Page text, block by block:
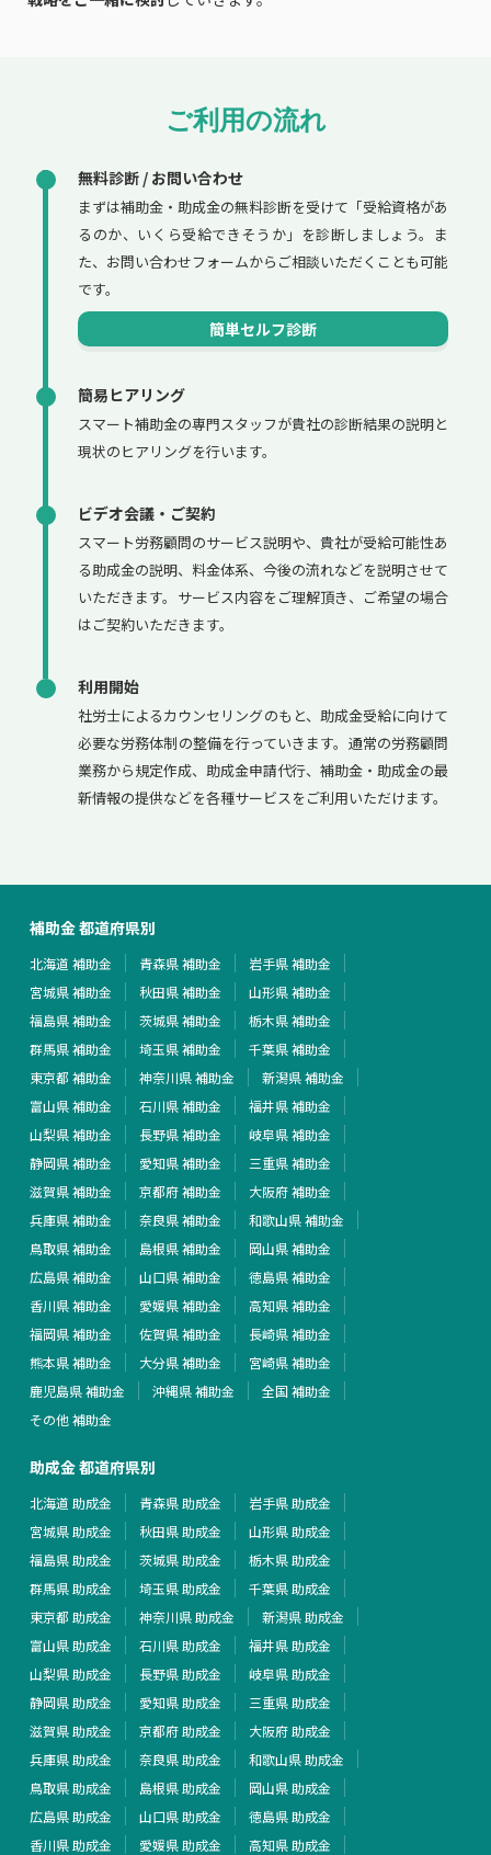
ご利用の流れ
無料診断 / お問い合わせ
まずは補助金・助成金の無料診断を受けて「受給資格があ
るのか、いくら受給できそうか」を診断しましょう。ま
た、お問い合わせフォームからご相談いただくことも可能
です。
簡単セルフ診断
簡易ヒアリング
スマート補助金の専門スタッフが貴社の診断結果の説明と
現状のヒアリングを行います。
ビデオ会議・ご契約
スマート労務顧問のサービス説明や、貴社が受給可能性あ
る助成金の説明、料金体系、今後の流れなどを説明させて
いただきます。サービス内容をご理解頂き、ご希望の場合
はご契約いただきます。
利用開始
社労士によるカウンセリングのもと、助成金受給に向けて
必要な労務体制の整備を行っていきます。通常の労務顧問
業務から規定作成、助成金申請代行、補助金・助成金の最
新情報の提供などを各種サービスをご利用いただけます。
補助金 都道府県別
北海道 補助金 青森県 補助金
岩手県 補助金
宮城県 補助金
秋田県 補助金
山形県 補助金
福島県 補助金
茨城県 補助金
栃木県 補助金
群馬県 補助金
埼玉県 補助金
千葉県 補助金
東京都 補助金
神奈川県 補助金
新潟県 補助金
富山県 補助金
石川県 補助金
福井県 補助金
山梨県 補助金
長野県 補助金
岐阜県 補助金
静岡県 補助金
愛知県 補助金
三重県 補助金
滋賀県 補助金
京都府 補助金
大阪府 補助金
兵庫県 補助金
奈良県 補助金
和歌山県 補助金
鳥取県 補助金
島根県 補助金
岡山県 補助金
広島県 補助金
山口県 補助金
徳島県 補助金
香川県 補助金
愛媛県 補助金
高知県 補助金
福岡県 補助金
佐賀県 補助金
長崎県 補助金
熊本県 補助金
大分県 補助金
宮崎県 補助金
鹿児島県 補助金
沖縄県 補助金
全国 補助金
その他 補助金
助成金 都道府県別
北海道 助成金 青森県 助成金
岩手県 助成金
宮城県 助成金
秋田県 助成金
山形県 助成金
福島県 助成金
茨城県 助成金
栃木県 助成金
群馬県 助成金
埼玉県 助成金
千葉県 助成金
東京都 助成金
神奈川県 助成金
新潟県 助成金
富山県 助成金
石川県 助成金
福井県 助成金
山梨県 助成金
長野県 助成金
岐阜県 助成金
静岡県 助成金
愛知県 助成金
三重県 助成金
滋賀県 助成金
京都府 助成金
大阪府 助成金
兵庫県 助成金
奈良県 助成金
和歌山県 助成金
鳥取県 助成金
島根県 助成金
岡山県 助成金
広島県 助成金
山口県 助成金
徳島県 助成金
香川県 助成金
愛媛県 助成金
高知県 助成金